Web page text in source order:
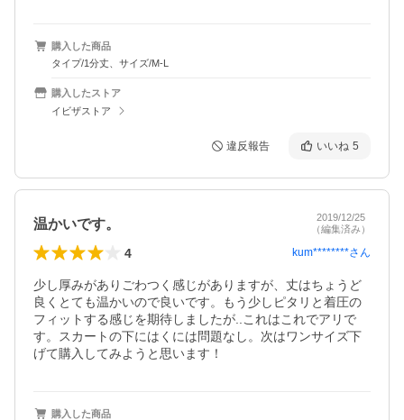
購入した商品
タイプ/1分丈、サイズ/M-L
購入したストア
イビザストア
違反報告 いいね 5
温かいです。
2019/12/25
（編集済み）
4 kum********さん
少し厚みがありごわつく感じがありますが、丈はちょうど
良くとても温かいので良いです。もう少しピタリと着圧の
フィットする感じを期待しましたが..これはこれでアリで
す。スカートの下にはくには問題なし。次はワンサイズ下
げて購入してみようと思います！
購入した商品